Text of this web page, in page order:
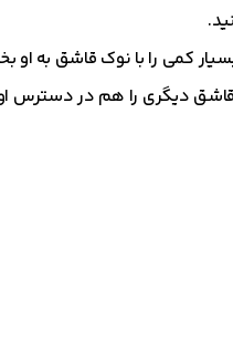
کمی را با نوک قاشق به او
دیگری را هم در دسترس